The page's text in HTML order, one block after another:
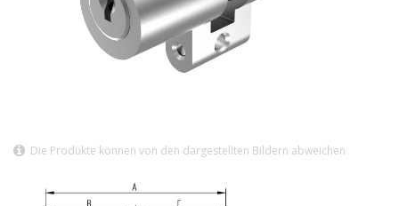
Die Produkte können von den dargestellten Bildern abweichen